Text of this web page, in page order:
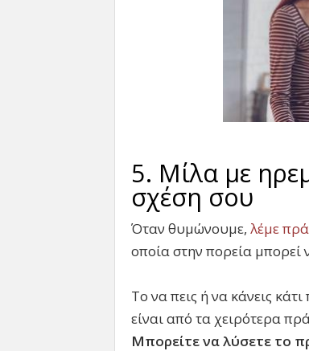
5. Μίλα με
σχέση σου
Όταν θυμώνουμε, λέμε
οποία στην πορεία μπορεί
Το να πεις ή να κάνεις
είναι από τα χειρότερα
Μπορείτε να λύσετε το